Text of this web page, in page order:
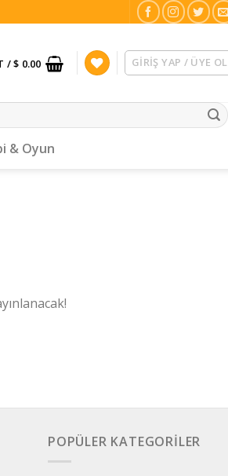
/$ 0.00 GIRIŞ YAP / ÜYE OL
& Oyun
POPÜLER KATEGORILER